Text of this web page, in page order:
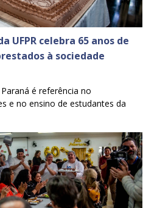
UFPR celebra 65 anos de
à sociedade
é referência no
e no ensino de estudantes da